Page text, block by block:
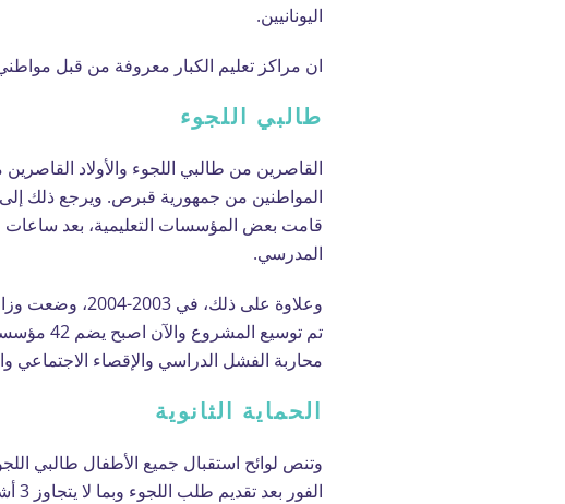
اليونانيين.
ان مراكز تعليم الكبار معروفة من قبل
طالبي اللجوء
القاصرين من طالبي اللجوء والأولاد
المواطنين من جمهورية قبرص. ويرجع ذلك إلى
قامت بعض المؤسسات التعليمية، بعد ساعات
المدرسي.
محاربة الفشل الدراسي والإقصاء الاجتماعي
الحماية الثانوية
وتنص لوائح استقبال جميع الأطفال طالبي
الفور بعد تقديم طلب اللجوء وبما لا يتجاوز 3 أشهر من تاريخ تقديمه.